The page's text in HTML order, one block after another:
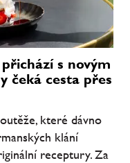
s novým
čeká cesta přes
které dávno
klání
receptury. Za